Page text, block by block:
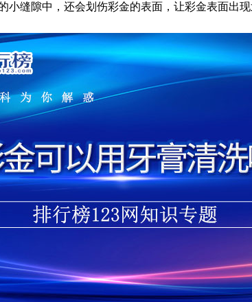
小缝隙中，还会划伤彩金的表面，让彩金表面出现